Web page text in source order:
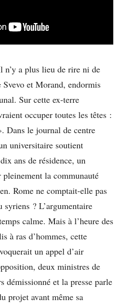
n’y a plus lieu de rire ni de
et Morand, endormis
Sur cette ex-terre
occuper toutes les têtes :
Dans le journal de centre
universitaire soutient
ans de résidence, un
la communauté
Rome ne comptait-elle pas
syriens ? L’argumentaire
calme. Mais à l’heure des
à ras d’hommes, cette
un appel d’air
deux ministres de
démissionné et la presse parle
projet avant même sa